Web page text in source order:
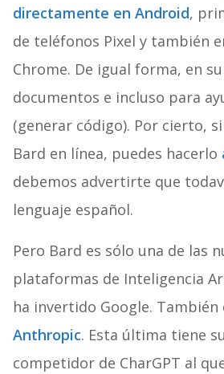
directamente en Android,
de teléfonos Pixel y también
Chrome. De igual forma, en
documentos e incluso para
(generar código). Por cierto,
Bard en línea, puedes hacerlo
debemos advertirte que
lenguaje español.
Pero Bard es sólo una de las
plataformas de Inteligencia
ha invertido Google. También
Anthropic. Esta última tiene
competidor de CharGPT al